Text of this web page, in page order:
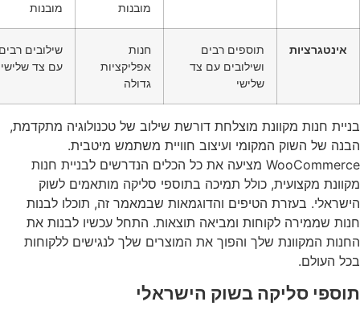
מובנות
מובנות
אינטגרציות
תוספים רבים
ושילובים עם צד
שלישי
חנות
אפליקציות
גדולה
שילובים
עם צד שלישי
בניית חנות מקוונת מוצלחת דורשת שילוב של טכנולוגיה מתקדמת,
הבנה של השוק המקומי ועיצוב חוויית משתמש מיטבית.
WooCommerce מציעה את כל הכלים הנדרשים לבניית חנות
מקוונת מקצועית, כולל תמיכה בתוספי סליקה מותאמים לשוק
הישראלי. בעזרת הטיפים והדוגמאות שבמאמר זה, תוכלו לבנות
חנות שממירה לקוחות ומביאה תוצאות. התחל עכשיו לבנות את
החנות המקוונת שלך והפוך את המוצרים שלך לנגישים ללקוחות
בכל העולם.
תוספי סליקה בשוק הישראלי